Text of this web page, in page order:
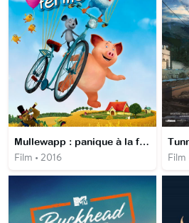
Mullewapp : panique à la ferme
Film • 2016 Film